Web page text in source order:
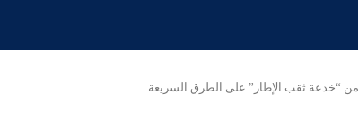
من “خدعة ثقب الإطار” على الطرق السريعة